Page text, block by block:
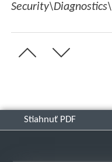
Security\Diagnostics\
Stiahnuť PDF